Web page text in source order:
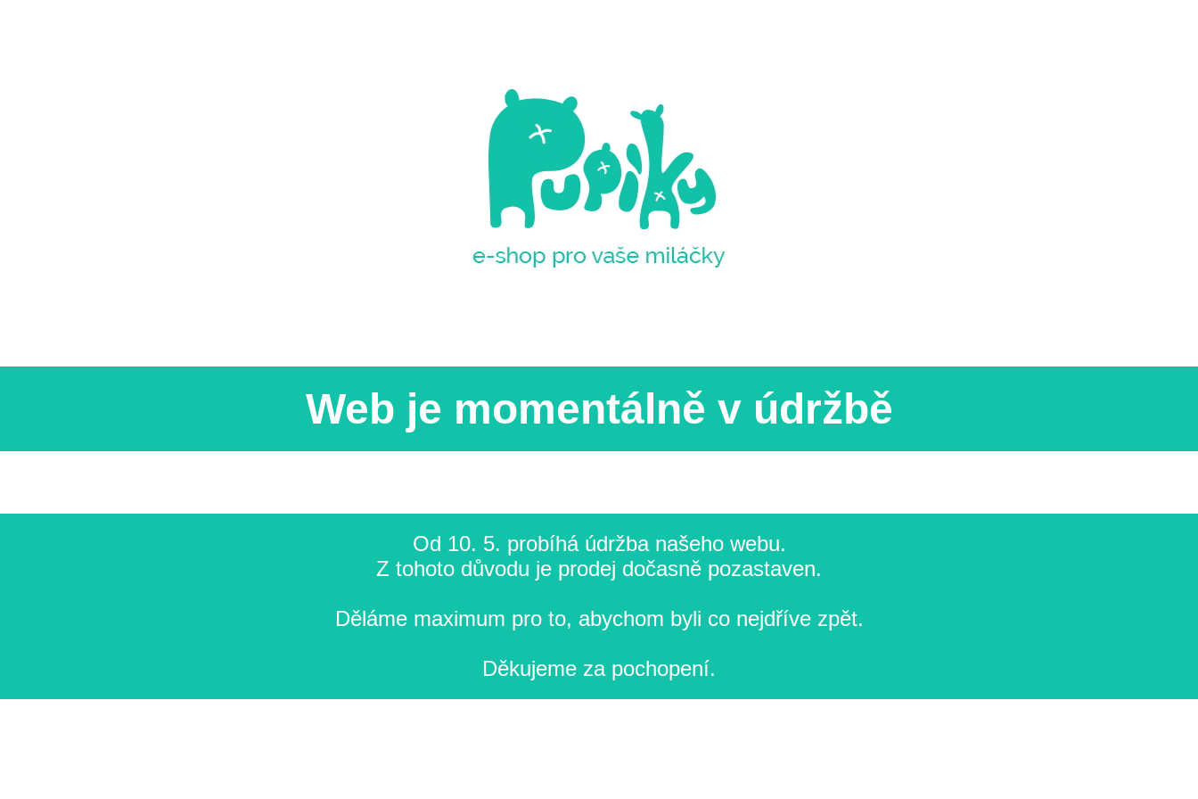
Web je momentálně v údržbě
Od 10. 5. probíhá údržba našeho webu.
Z tohoto důvodu je prodej dočasně pozastaven.
Děláme maximum pro to, abychom byli co nejdříve zpět.
Děkujeme za pochopení.